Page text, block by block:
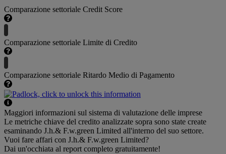
Comparazione settoriale Credit Score
Comparazione settoriale Limite di Credito
Comparazione settoriale Ritardo Medio di Pagamento
Maggiori informazioni sul sistema di valutazione delle imprese
Le metriche chiave del credito analizzate sopra sono state create
esaminando J.h.& F.w.green Limited all'interno del suo settore.
Vuoi fare affari con J.h.& F.w.green Limited?
Dai un'occhiata al report completo gratuitamente!